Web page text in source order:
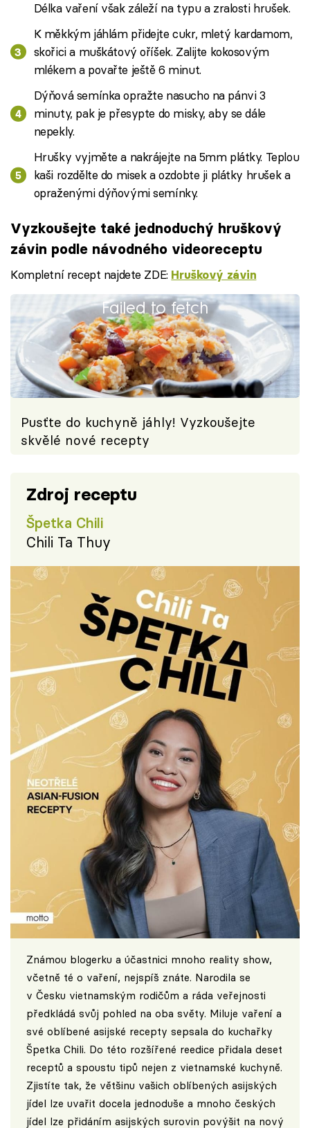
Délka vaření však záleží na typu a zralosti hrušek.
K měkkým jáhlám přidejte cukr, mletý kardamom,
skořici a muškátový oříšek. Zalijte kokosovým
mlékem a povařte ještě 6 minut.
Dýňová semínka opražte nasucho na pánvi 3
minuty, pak je přesypte do misky, aby se dále
nepekly.
Hrušky vyjměte a nakrájejte na 5mm plátky. Teplou
kaši rozdělte do misek a ozdobte ji plátky hrušek a
opraženými dýňovými semínky.
Vyzkoušejte také jednoduchý hruškový
závin podle návodného videoreceptu
Kompletní recept najdete ZDE: Hruškový závin
Failed to fetch
Pusťte do kuchyně jáhly! Vyzkoušejte
skvělé nové recepty
Zdroj receptu
Špetka Chili
Chili Ta Thuy
Známou blogerku a účastnici mnoho reality show,
včetně té o vaření, nejspíš znáte. Narodila se
v Česku vietnamským rodičům a ráda veřejnosti
předkládá svůj pohled na oba světy. Miluje vaření a
své oblíbené asijské recepty sepsala do kuchařky
Špetka Chili. Do této rozšířené reedice přidala deset
receptů a spoustu tipů nejen z vietnamské kuchyně.
Zjistíte tak, že většinu vašich oblíbených asijských
jídel lze uvařit docela jednoduše a mnoho českých
jídel lze přidáním asijských surovin povýšit na nový